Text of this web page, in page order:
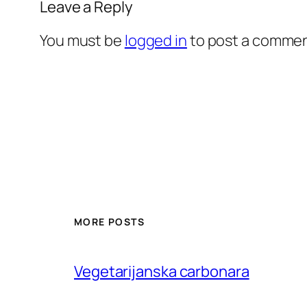
Leave a Reply
You must be logged into post a
MORE POSTS
Vegetarijanska carbonara